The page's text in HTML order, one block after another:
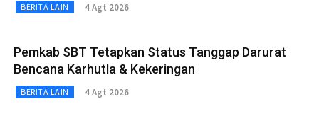
BERITA LAIN 4 Agt 2026
Pemkab SBT Tetapkan Status Tanggap Darurat
Bencana Karhutla & Kekeringan
BERITA LAIN 4 Agt 2026